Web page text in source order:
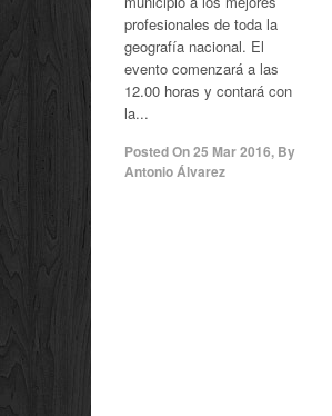
profesionales de toda la
geografía nacional. El
evento comenzará a las
12.00 horas y contará con
la...
Posted On25 Mar 2016, By
Antonio Álvarez